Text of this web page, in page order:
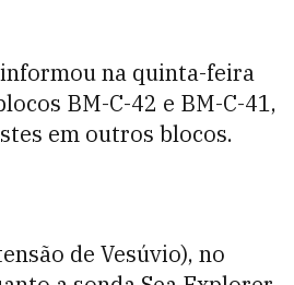
informou na quinta-feira
BM-C-42 e BM-C-41,
em outros blocos.
de Vesúvio), no